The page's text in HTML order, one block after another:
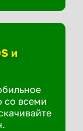
и
со всеми